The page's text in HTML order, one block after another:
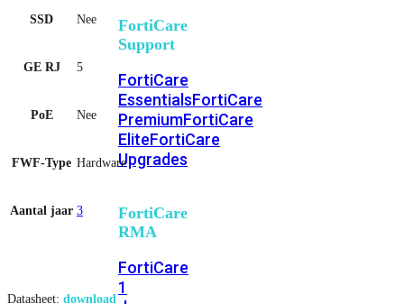
FortiCare
Support
FortiCare
EssentialsFortiCare
PremiumFortiCare
EliteFortiCare
Upgrades
FortiCare
RMA
FortiCare
1
SSD Nee
GE RJ 5
PoE Nee
FWF-Type Hardware
Aantal jaar 3
Datasheet: download